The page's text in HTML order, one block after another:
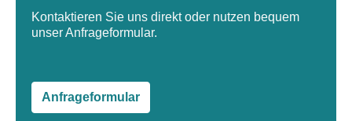
Kontaktieren Sie uns direkt oder nutzen bequem
unser Anfrageformular.
Anfrageformular